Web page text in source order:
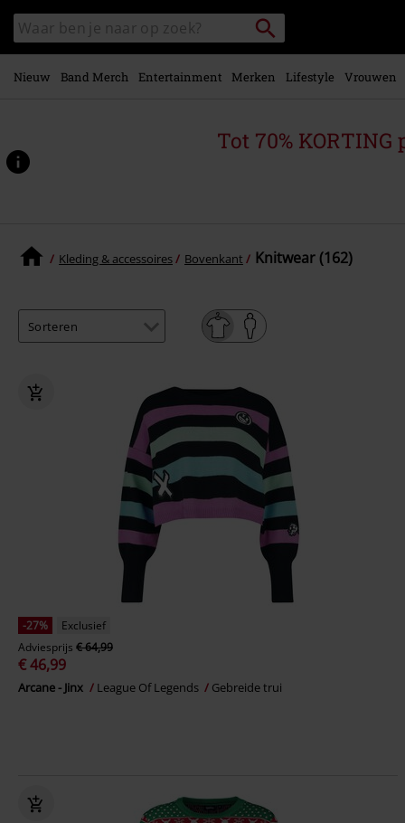
naar
hoofdinhoud
Zoek
in
catalogus
Packstation
zoeken
Nieuw Band Merch Entertainment Merken Lifestyle Vrouwen
Tot 70% KORTING
Kleding & accessoires Bovenkant Knitwear (162)
-27%
Exclusief
Adviesprijs € 64,99
€ 46,99
Arcane - Jinx League Of Legends Gebreide trui